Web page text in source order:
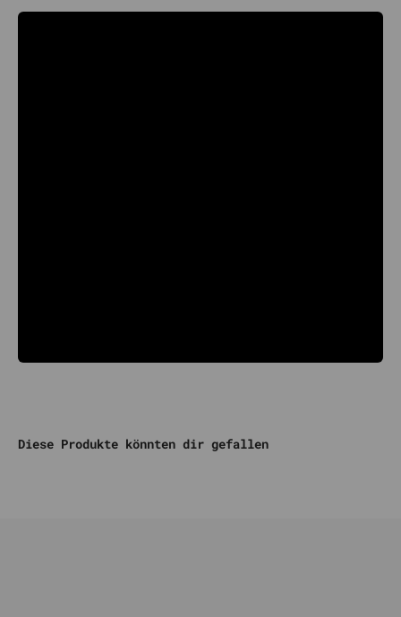
Diese Produkte könnten dir gefallen